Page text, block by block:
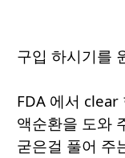
구입 하시기를
FDA 에서 clear
액순환을 도와
굳은걸 풀어 주